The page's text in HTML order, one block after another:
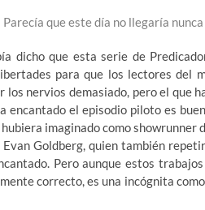
Parecía que este día no llegaría
dicho que esta serie de
para que los lectores del
los nervios demasiado, pero el que
encantado el episodio piloto es
imaginado como showrunner
Goldberg, quien también
Pero aunque estos
correcto, es una incógnita